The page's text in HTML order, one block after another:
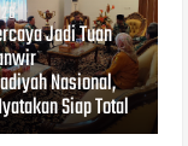
Jadi Tuan
Nasional,
Siap Total